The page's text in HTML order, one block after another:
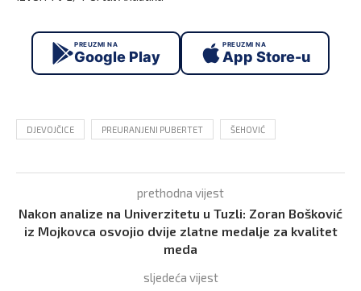
PREUZMI NA
Google Play
PREUZMI NA
App Store-u
DJEVOJČICE PREURANJENI PUBERTET ŠEHOVIĆ
prethodna vijest
Nakon analize na Univerzitetu u Tuzli: Zoran Bošković
iz Mojkovca osvojio dvije zlatne medalje za kvalitet
meda
sljedeća vijest